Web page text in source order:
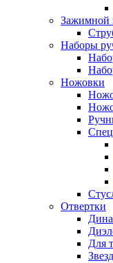
Зажимной
Наборы
Ножовки
Отвертки
Для